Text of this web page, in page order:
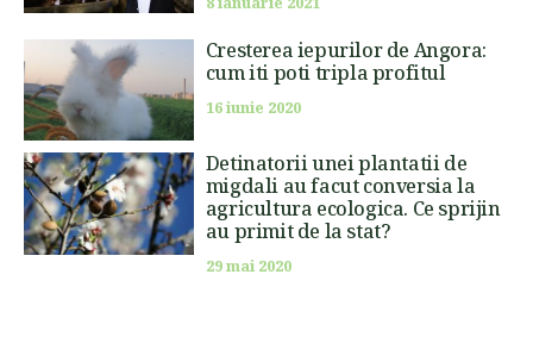
Cresterea iepurilor de Angora:
cum iti poti tripla profitul
16 iunie 2020
Detinatorii unei plantatii de
migdali au facut conversia la
agricultura ecologica. Ce sprijin
au primit de la stat?
29 mai 2020